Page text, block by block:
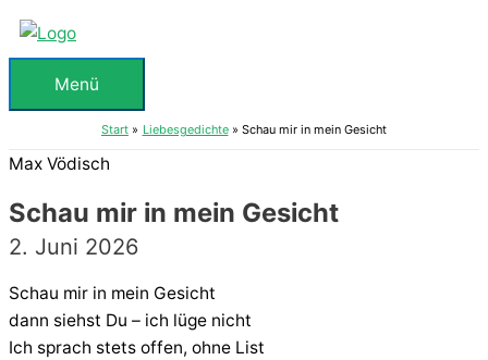
Zum
Inhalt
springenMenü
Menü
Start Liebesgedichte Schau mir in mein Gesicht
Max Vödisch
Schau mir in mein Gesicht
2. Juni 2026
Schau mir in mein Gesicht
dann siehst Du – ich lüge nicht
Ich sprach stets offen, ohne List